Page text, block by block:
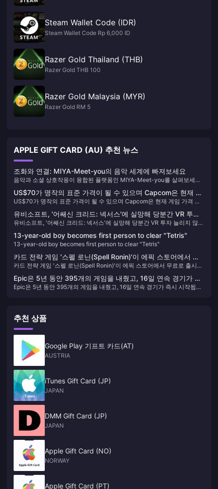
Steam Wallet Code (IDR)
Steam Wallet Code Rp 6,000 ID
Razer Gold Thailand (THB)
Razer Gold THB 100
Razer Gold Malaysia (MYR)
Razer Gold RM 5
APPLE GIFT CARD (AU) 추천 뉴스
조화와 연결: MIYA-Meet-you의 음악 세계에 빠져보세요
음악과 소셜 상호작용이 융합된 플랫폼인 MIYA-Meet-you를 살펴보세요.
화합과 새로운 우정을 찾는 동시에 독특한 기능, 역사적 여정, Meet-good-
voice-Coins 경험을 향상시키는 방법에 대해 알아보세요.
US$70가 명작의 표준 가격이 될 수 있으며 Capcom은 현재 게
임 가격 전략을 재고할 것입니다.
US$70가 명작의 표준 가격이 될 수 있으며 Capcom은 현재 게임 가격 전
유비소프트, '어쌔신 크리드: 넥서스'에 실망해 당분간 VR 투자
늘리지 않을 것
유비소프트, '어쌔신 크리드: 넥서스'에 실망해 당분간 VR 투자 늘리지 않을
13-year-old boy becomes first person to clear "Tetris"
13-year-old boy becomes first person to clear "Tetris"
카드 전략 게임 '스펠 로닌(Spell Ronin)'이 에픽 스토어에서 무
료로 출시되었습니다.
카드 전략 게임 '스펠 로닌(Spell Ronin)'이 에픽 스토어에서 무료로 출시되
Epic은 5년 동안 395개의 게임을 내줬고, 16일 연속 경기가 즉
시 시작됩니다.
Epic은 5년 동안 395개의 게임을 내줬고, 16일 연속 경기가 즉시 시작됩니
추천 상품
Google Play 기프트 카드(AT)
AUSTRIA
iTunes Gift Card (JP)
JAPAN
DMM Gift Card (JP)
JAPAN
Apple Gift Card (NO)
NORWAY
Apple Gift Card (PT)